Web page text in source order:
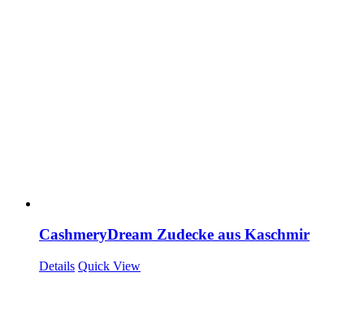
CashmeryDream Zudecke aus Kaschmir
Details Quick View